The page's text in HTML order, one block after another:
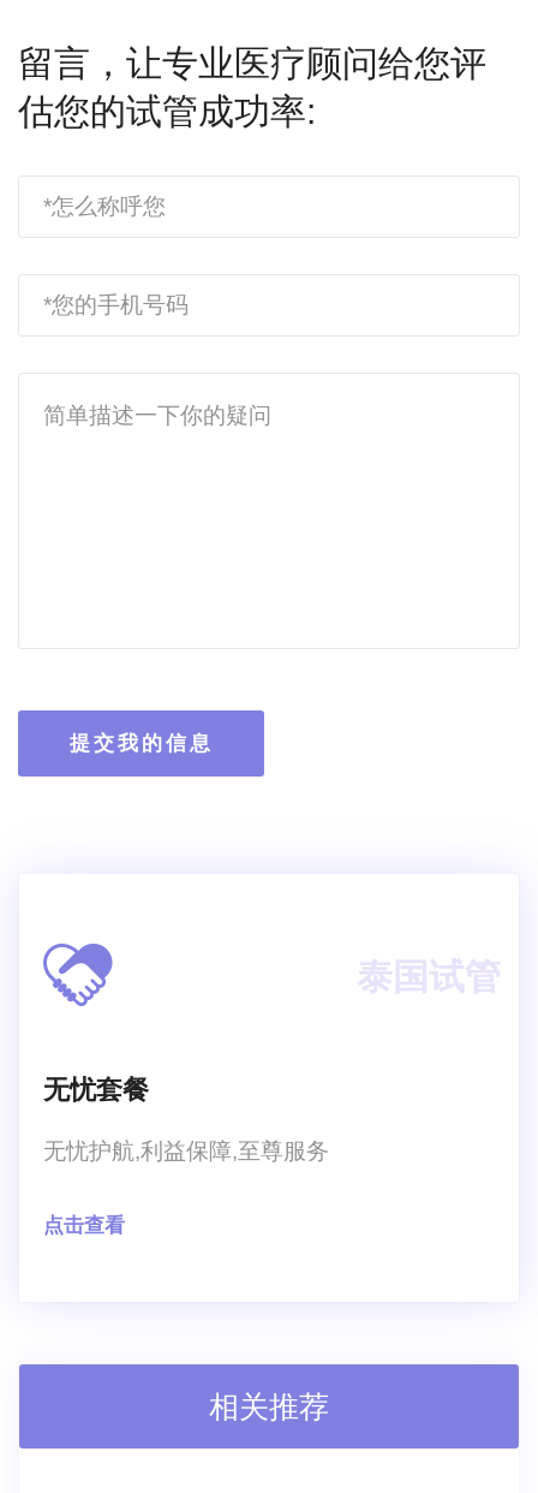
留言，让专业医疗顾问给您评
估您的试管成功率:
提交我的信息
泰国试管
无忧套餐
无忧护航,利益保障,至尊服务
点击查看
相关推荐